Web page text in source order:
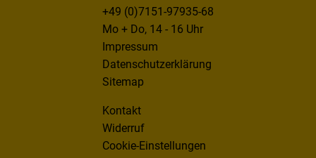
+49 (0)7151-97935-68
Mo + Do, 14 - 16 Uhr
Impressum
Datenschutzerklärung
Sitemap
Kontakt
Widerruf
Cookie-Einstellungen